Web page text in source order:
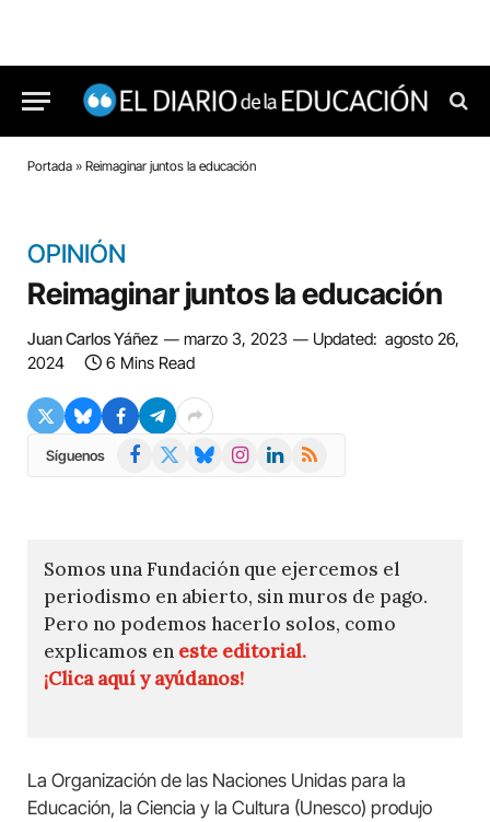
Portada » Reimaginar juntos la educación
OPINIÓN
Reimaginar juntos la educación
Juan Carlos Yáñez marzo 3, 2023 Updated: agosto 26,
2024
6 Mins Read
Síguenos Facebook BlueskyInstagramLinkedIn
RSS
Somos una Fundación que ejercemos el
periodismo en abierto, sin muros de pago.
Pero no podemos hacerlo solos, como
explicamos en este editorial.
¡Clica aquí y ayúdanos!
La Organización de las Naciones Unidas para la
Educación, la Ciencia y la Cultura (Unesco) produjo